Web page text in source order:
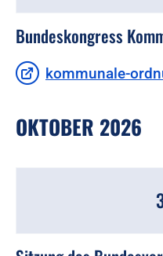
Bundeskongress
kommunale-
OKTOBER 2026